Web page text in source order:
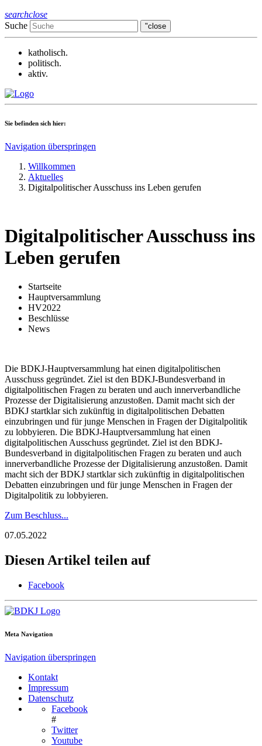
searchclose
Suche
"close
katholisch.
politisch.
aktiv.
Sie befinden sich hier:
Navigation überspringen
Willkommen
Aktuelles
Digitalpolitischer Ausschuss ins Leben gerufen
Digitalpolitischer Ausschuss ins
Leben gerufen
Startseite
Hauptversammlung
HV2022
Beschlüsse
News
Die BDKJ-Hauptversammlung hat einen digitalpolitischen
Ausschuss gegründet. Ziel ist den BDKJ-Bundesverband in
digitalpolitischen Fragen zu beraten und auch innerverbandliche
Prozesse der Digitalisierung anzustoßen. Damit macht sich der
BDKJ startklar sich zukünftig in digitalpolitischen Debatten
einzubringen und für junge Menschen in Fragen der Digitalpolitik
zu lobbyieren. Die BDKJ-Hauptversammlung hat einen
digitalpolitischen Ausschuss gegründet. Ziel ist den BDKJ-
Bundesverband in digitalpolitischen Fragen zu beraten und auch
innerverbandliche Prozesse der Digitalisierung anzustoßen. Damit
macht sich der BDKJ startklar sich zukünftig in digitalpolitischen
Debatten einzubringen und für junge Menschen in Fragen der
Digitalpolitik zu lobbyieren.
Zum Beschluss...
07.05.2022
Diesen Artikel teilen auf
Facebook
Meta Navigation
Navigation überspringen
Kontakt
Impressum
Datenschutz
Facebook
#
Twitter
Youtube